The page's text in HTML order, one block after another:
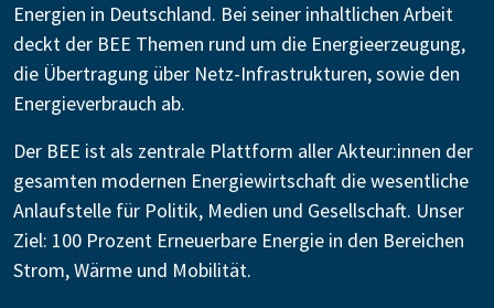
Energien in Deutschland. Bei seiner inhaltlichen Arbeit
deckt der BEE Themen rund um die Energieerzeugung,
die Übertragung über Netz-Infrastrukturen, sowie den
Energieverbrauch ab.
Der BEE ist als zentrale Plattform aller Akteur:innen der
gesamten modernen Energiewirtschaft die wesentliche
Anlaufstelle für Politik, Medien und Gesellschaft. Unser
Ziel: 100 Prozent Erneuerbare Energie in den Bereichen
Strom, Wärme und Mobilität.